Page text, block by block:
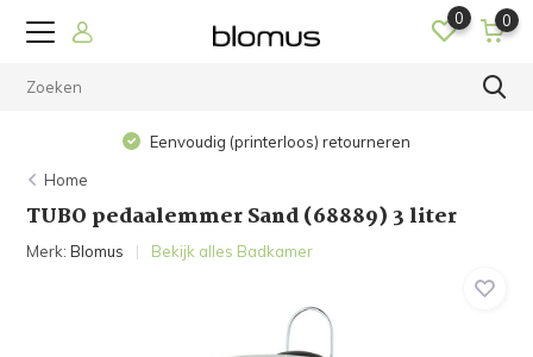
0 0
Eenvoudig (printerloos) retourneren
Home
TUBO pedaalemmer Sand (68889) 3 liter
Merk:Blomus Bekijk alles Badkamer